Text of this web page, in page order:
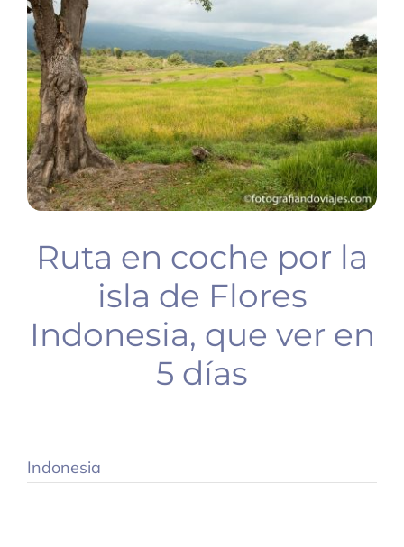
BUCEO
PLANIFICA TU VIAJE
Ruta en coche por la
isla de Flores
Indonesia, que ver en
5 días
Indonesia